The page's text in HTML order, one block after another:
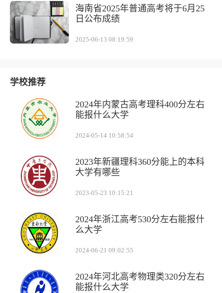
海南省2025年普通高考将于6月25
日公布成绩
2025-06-13 08:19:59
学校推荐
2024年内蒙古高考理科400分左右
能报什么大学
2024-05-14 10:58:54
2023年新疆理科360分能上的本科
大学有哪些
2023-05-23 10:15:21
2024年浙江高考530分左右能报什
么大学
2024-06-21 09:02:55
2024年河北高考物理类320分左右
能报什么大学